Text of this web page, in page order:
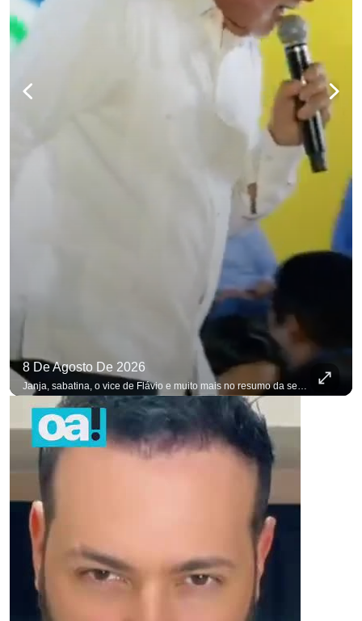
8 De Agosto De 2026